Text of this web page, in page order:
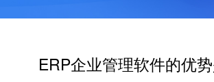
ERP企业管理软件的优